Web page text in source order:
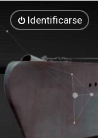
Identificarse